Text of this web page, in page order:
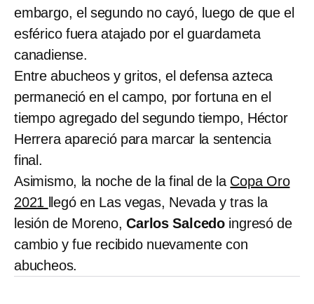
embargo, el segundo no cayó, luego de que el
esférico fuera atajado por el guardameta
canadiense.
Entre abucheos y gritos, el defensa azteca
permaneció en el campo, por fortuna en el
tiempo agregado del segundo tiempo, Héctor
Herrera apareció para marcar la sentencia
final.
Asimismo, la noche de la final de la Copa Oro
2021 llegó en Las vegas, Nevada y tras la
lesión de Moreno,Carlos Salcedo ingresó de
cambio y fue recibido nuevamente con
abucheos.